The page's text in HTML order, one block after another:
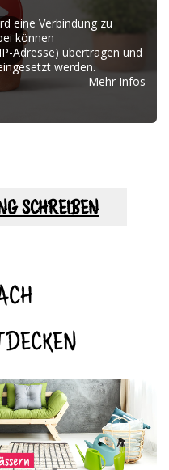
eine Verbindung zu
können
Adresse) übertragen und
werden.
Mehr Infos
SCHREIBEN